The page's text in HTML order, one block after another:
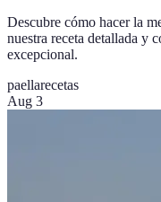
Descubre cómo hacer la
nuestra receta detallada y
excepcional.
paellarecetas
Aug 3